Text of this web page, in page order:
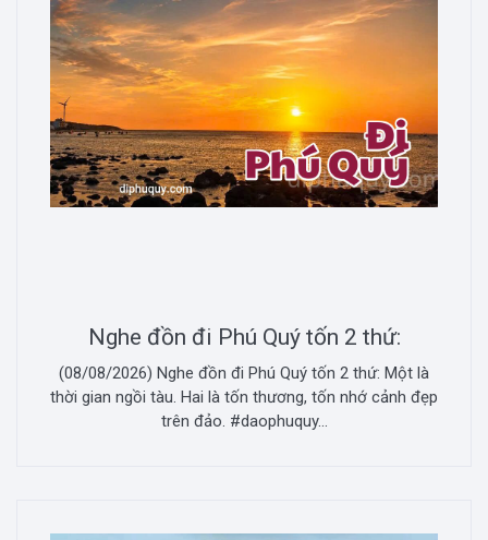
Nghe đồn đi Phú Quý tốn 2 thứ:
(08/08/2026) Nghe đồn đi Phú Quý tốn 2 thứ: Một là
thời gian ngồi tàu. Hai là tốn thương, tốn nhớ cảnh đẹp
trên đảo. #daophuquy...